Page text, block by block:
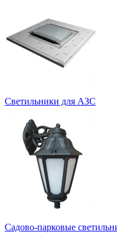
Светильники для АЗС
Садово-парковые